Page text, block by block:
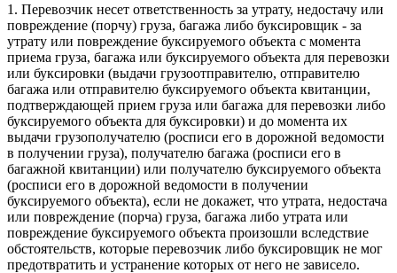
1. Перевозчик несет ответственность за утрату, недостачу или
повреждение (порчу) груза, багажа либо буксировщик - за
утрату или повреждение буксируемого объекта с момента
приема груза, багажа или буксируемого объекта для перевозки
или буксировки (выдачи грузоотправителю, отправителю
багажа или отправителю буксируемого объекта квитанции,
подтверждающей прием груза или багажа для перевозки либо
буксируемого объекта для буксировки) и до момента их
выдачи грузополучателю (росписи его в дорожной ведомости
в получении груза), получателю багажа (росписи его в
багажной квитанции) или получателю буксируемого объекта
(росписи его в дорожной ведомости в получении
буксируемого объекта), если не докажет, что утрата, недостача
или повреждение (порча) груза, багажа либо утрата или
повреждение буксируемого объекта произошли вследствие
обстоятельств, которые перевозчик либо буксировщик не мог
предотвратить и устранение которых от него не зависело.